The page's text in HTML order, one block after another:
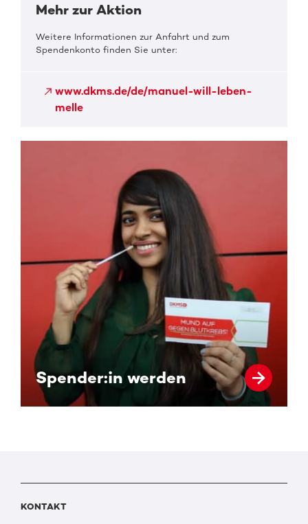
Mehr zur Aktion
Weitere Informationen zur Anfahrt und zum
Spendenkonto finden Sie unter:
www.dkms.de/de/manuel-will-leben-
melle
Spender:in werden
KONTAKT